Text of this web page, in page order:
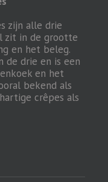
zijn alle drie
zit in de grootte
en het beleg.
de drie en is een
en het
bekend als
crêpes als